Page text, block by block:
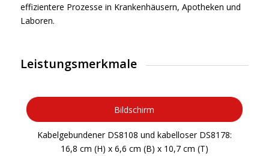
effizientere Prozesse in Krankenhäusern, Apotheken und
Laboren.
Leistungsmerkmale
Bildschirm
Kabelgebundener DS8108 und kabelloser DS8178:
16,8 cm (H) x 6,6 cm (B) x 10,7 cm (T)